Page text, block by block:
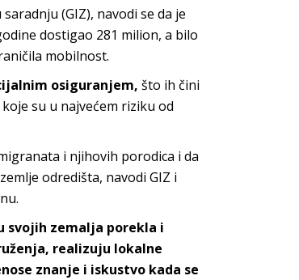
(GIZ), navodi se da je
dostigao 281 milion, a bilo
mobilnost.
osiguranjem, što ih čini
su u najvećem riziku od
i njihovih porodica i da
odredišta, navodi GIZ i
svojih zemalja porekla i
realizuju lokalne
znanje i iskustvo kada se